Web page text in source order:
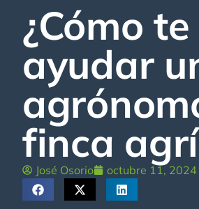
¿Cómo
ayudar
finca
José Osorio octubre 11, 2024